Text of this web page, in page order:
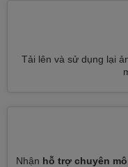
Tải lên và sử dụng lại
Nhận hỗ trợ chuyên